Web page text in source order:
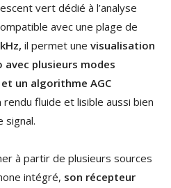
vert dédié à l’analyse
avec une plage de
il permet une visualisation
avec plusieurs modes
un algorithme AGC
rendu fluide et lisible aussi bien
signal.
à partir de plusieurs sources
intégré, son récepteur